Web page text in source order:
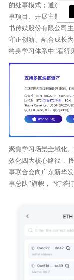
的处事模式；通过塑
事项目、开展主题特
书传媒股份有限公司
守正创新、融合成长
终身学习体系中“看得
聚焦学习场景全域化
效化四大核心路径，
事联合会向广东新华
事总队”旗帜， “灯塔